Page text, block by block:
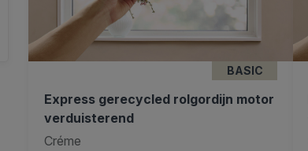
BASIC
Express gerecycled rolgordijn motor
verduisterend
Créme